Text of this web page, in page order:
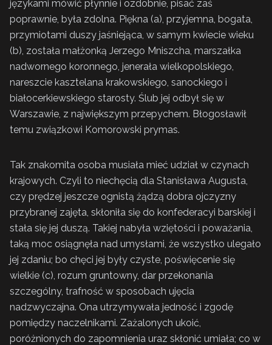
językami mówić płynnie i ozdobnie, pisać zaś
poprawnie, była zdolna. Piękna (a), przyjemna, bogata,
przymiotami duszy jaśniejąca, w samym kwiecie wieku
(b), została małżonką Jerzego Mniszcha, marszałka
nadwornego koronnego, jenerała wielkopolskiego,
nareszcie kasztelana krakowskiego, sanockiego i
białocerkiewskiego starosty. Ślub jej odbył się w
Warszawie, z największym przepychem. Błogosławił
temu związkowi Komorowski prymas.
Tak znakomita osoba musiała mieć udział w czynach
krajowych. Czyli to niechęcią dla Stanisława Augusta,
czy prędzej jeszcze ognistą żądzą dobra ojczyzny
przybranej zajęta, skłoniła się do konfederacyi barskiej i
stała się jej duszą. Takiej nabyła wziętości i poważania,
taką moc osiągnęła nad umysłami, że wszystko ulegało
jej zdaniu; bo chęci jej były czyste, poświęcenie się
wielkie (c), rozum gruntowny, dar przekonania
szczególny, trafność w sposobach ujęcia
nadzwyczajna. Ona utrzymywała jedność i zgodę
pomiędzy naczelnikami. Zażalonych ukoić,
poróżnionych do zapomnienia uraz skłonić umiała; co w